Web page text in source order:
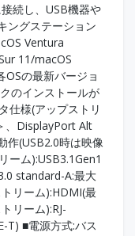
続し、USB機器や
ングステーション
Ventura
11/macOS
の最新バージョ
のインストールが
仕様(アップストリ
、DisplayPort Alt
作(USB2.0時は映像
ーム):USB3.1Gen1
standard-A:最大
リーム):HDMI(最
リーム):RJ-
T) ■電源方式:バス